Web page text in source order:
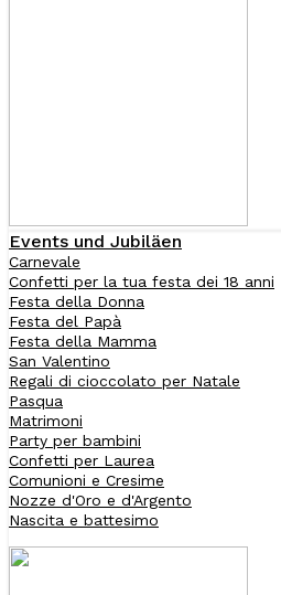
Events und Jubiläen
Carnevale
Confetti per la tua festa dei 18 anni
Festa della Donna
Festa del Papà
Festa della Mamma
San Valentino
Regali di cioccolato per Natale
Pasqua
Matrimoni
Party per bambini
Confetti per Laurea
Comunioni e Cresime
Nozze d'Oro e d'Argento
Nascita e battesimo